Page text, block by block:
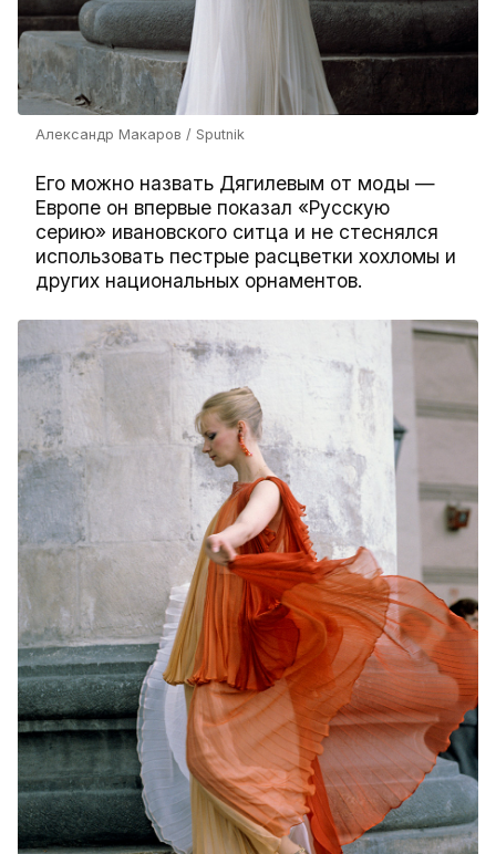
Александр Макаров / Sputnik
Его можно назвать Дягилевым от моды —
Европе он впервые показал «Русскую
серию» ивановского ситца и не стеснялся
использовать пестрые расцветки хохломы и
других национальных орнаментов.